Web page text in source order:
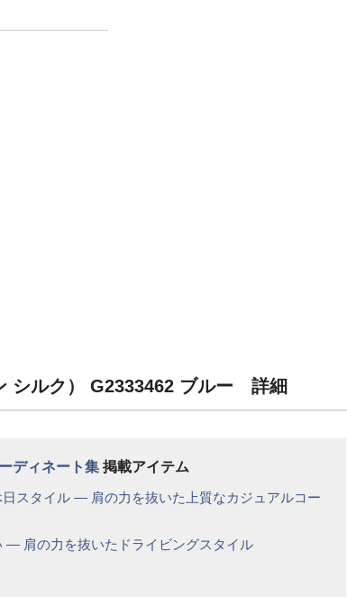
シルク） G2333462 ブルー 詳細
ディネート集 掲載アイテム
スタイル ― 肩の力を抜いた上質なカジュアルコー
― 肩の力を抜いたドライビングスタイル